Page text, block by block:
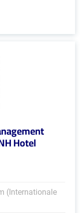
Hotel
(Internationale